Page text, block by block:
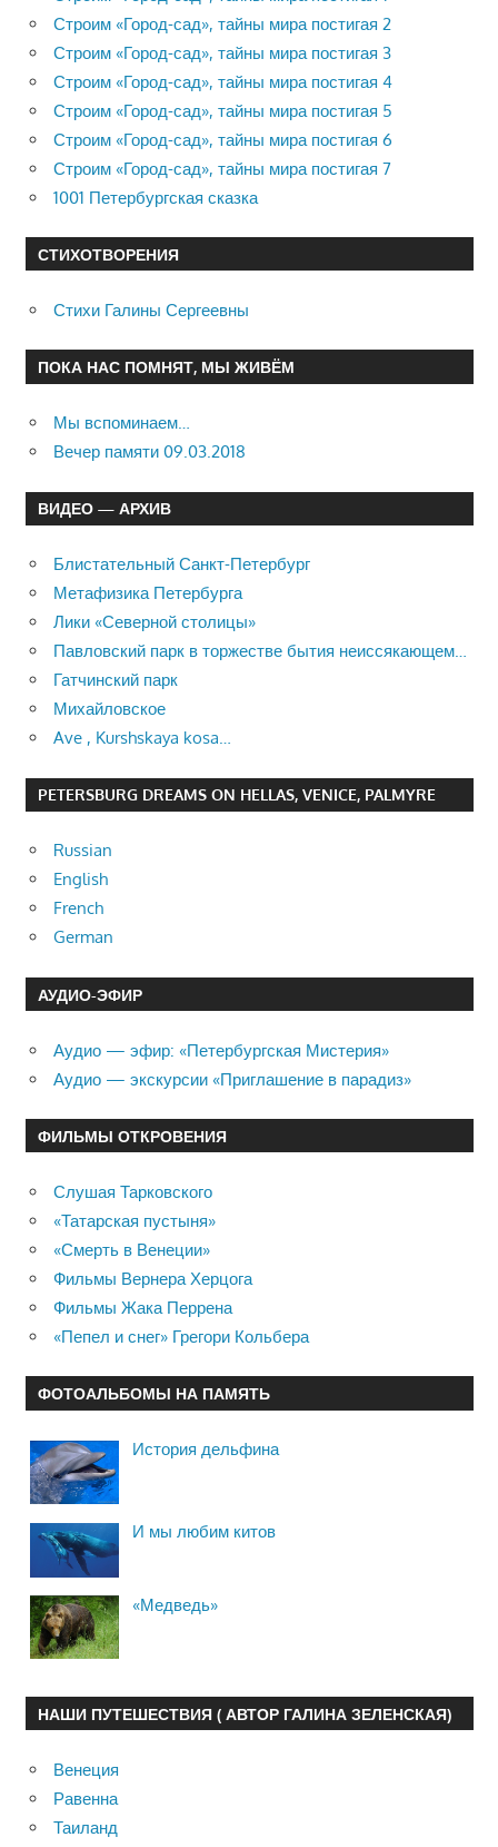
Строим «Город-сад», тайны мира постигая 2
Строим «Город-сад», тайны мира постигая 3
Строим «Город-сад», тайны мира постигая 4
Строим «Город-сад», тайны мира постигая 5
Строим «Город-сад», тайны мира постигая 6
Строим «Город-сад», тайны мира постигая 7
1001 Петербургская сказка
СТИХОТВОРЕНИЯ
Стихи Галины Сергеевны
ПОКА НАС ПОМНЯТ, МЫ ЖИВЁМ
Мы вспоминаем…
Вечер памяти 09.03.2018
ВИДЕО — АРХИВ
Блистательный Санкт-Петербург
Метафизика Петербурга
Лики «Северной столицы»
Павловский парк в торжестве бытия неиссякающем…
Гатчинский парк
Михайловское
Ave , Kurshskaya kosa…
PETERSBURG DREAMS ON HELLAS, VENICE, PALMYRE
Russian
English
French
German
АУДИО-ЭФИР
Аудио — эфир: «Петербургская Мистерия»
Аудио — экскурсии «Приглашение в парадиз»
ФИЛЬМЫ ОТКРОВЕНИЯ
Слушая Тарковского
«Татарская пустыня»
«Смерть в Венеции»
Фильмы Вернера Херцога
Фильмы Жака Перрена
«Пепел и снег» Грегори Кольбера
ФОТОАЛЬБОМЫ НА ПАМЯТЬ
История дельфина
И мы любим китов
«Медведь»
НАШИ ПУТЕШЕСТВИЯ ( АВТОР ГАЛИНА ЗЕЛЕНСКАЯ)
Венеция
Равенна
Таиланд